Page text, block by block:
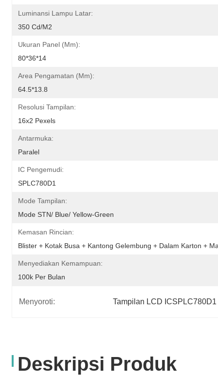
Luminansi Lampu Latar:
350 Cd/m2
Ukuran Panel (mm):
80*36*14
Area Pengamatan (mm):
64.5*13.8
Resolusi Tampilan:
16x2 Pexels
Antarmuka:
Paralel
IC Pengemudi:
SPLC780D1
Mode Tampilan:
Mode STN/ Blue/ Yellow-Green
Kemasan Rincian:
Blister + Kotak Busa + Kantong Gelembung + Dalam Karton +
Menyediakan Kemampuan:
100k Per Bulan
Menyoroti: Tampilan LCD
Deskripsi Produk